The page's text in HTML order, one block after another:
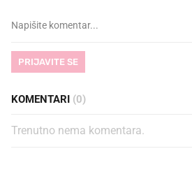
PRIJAVITE SE
KOMENTARI (0)
Trenutno nema komentara.